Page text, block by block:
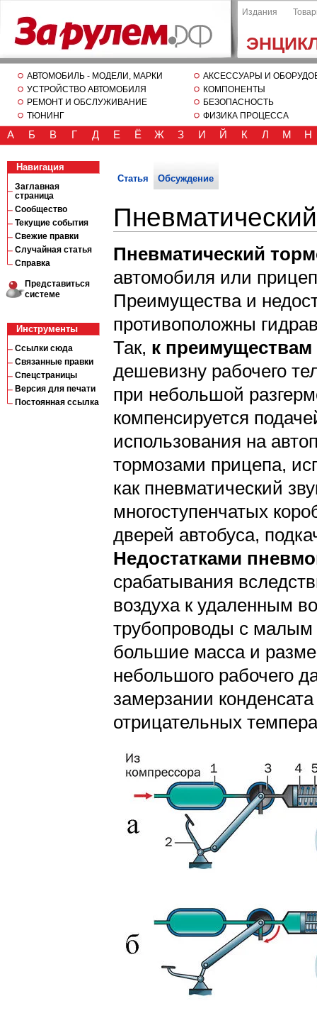
Издания
АВТОМОБИЛЬ - МОДЕЛИ, МАРКИ
УСТРОЙСТВО АВТОМОБИЛЯ
РЕМОНТ И ОБСЛУЖИВАНИЕ
ТЮНИНГ
АКСЕССУАРЫ И
КОМПОНЕНТЫ
БЕЗОПАСНОСТЬ
ФИЗИКА ПРОЦЕССА
А Б В Г Д Е Ё Ж З И Й К Л М Н
Навигация
Заглавная
страница
Сообщество
Текущие события
Свежие правки
Случайная статья
Справка
Представиться
системе
Инструменты
Ссылки сюда
Связанные правки
Спецстраницы
Версия для печати
Постоянная ссылка
Статья Обсуждение
Пневматический
автомобиля или
Преимущества и
противоположны
Так, к преимуществам
дешевизну рабочего
при небольшой
компенсируется
использования на
тормозами прицепа,
как пневматический
многоступенчатых
дверей автобуса,
Недостатками
срабатывания
воздуха к удаленным
трубопроводы с малым
большие масса и
небольшого рабочего
замерзании
отрицательных